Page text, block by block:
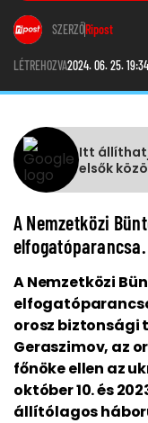
SZERZŐRipost
LÉTREHOZVA2024. 06. 25. 19:34
Itt
elsők
A Nemzetközi
elfogatóparancsa.
A Nemzetközi
orosz
Geraszimov, az
főnöke ellen az
október 10. és
állítólagos